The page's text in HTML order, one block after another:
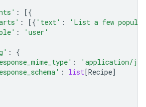
:
[{
: [{ 'text' :
'List a few
:
'user'
:
{
:
'application/
: list[Recipe]